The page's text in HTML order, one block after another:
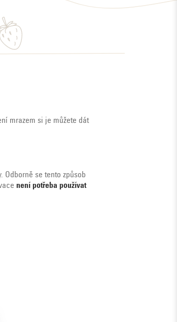
mrazem si je můžete dát
se tento způsob
není potřeba používat